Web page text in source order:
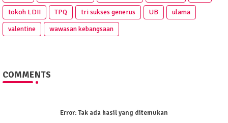
tokoh LDII
TPQ tri sukses generus UB
ulama
valentine
wawasan kebangsaan
COMMENTS
Error:Tak ada hasil yang ditemukan